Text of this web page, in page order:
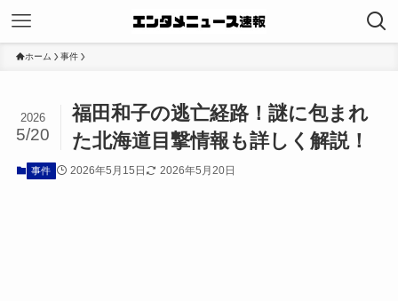
ホーム 事件
福田和子の逃亡経路！謎に包まれ
た北海道目撃情報も詳しく解説！
2026
5/20
事件 2026年5月15日 2026年5月20日